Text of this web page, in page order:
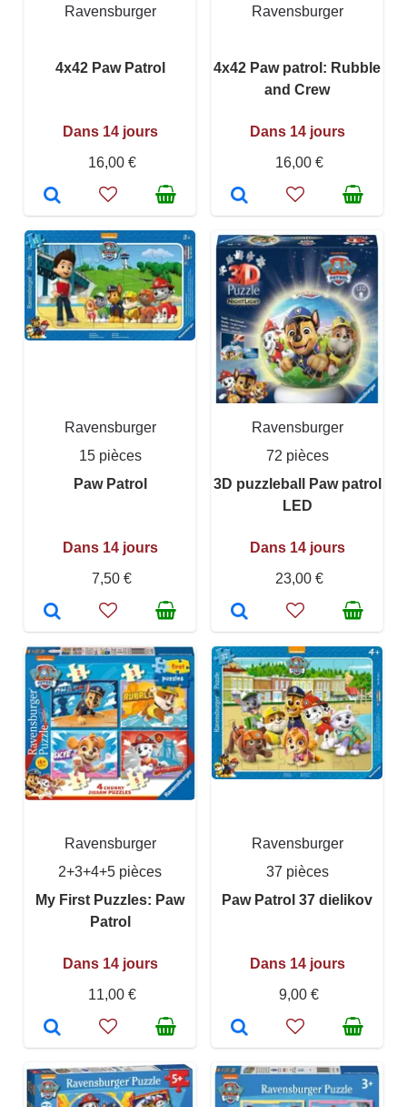
Ravensburger
4x42 Paw Patrol
Dans 14 jours
16,00 €
Ravensburger
4x42 Paw patrol: Rubble
and Crew
Dans 14 jours
16,00 €
Ravensburger
15 pièces
Paw Patrol
Dans 14 jours
7,50 €
Ravensburger
72 pièces
3D puzzleball Paw patrol
LED
Dans 14 jours
23,00 €
Ravensburger
2+3+4+5 pièces
My First Puzzles: Paw
Patrol
Dans 14 jours
11,00 €
Ravensburger
37 pièces
Paw Patrol 37 dielikov
Dans 14 jours
9,00 €